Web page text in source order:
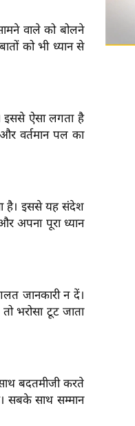
वाले को बोलने
को भी ध्यान से
इससे ऐसा लगता है
वर्तमान पल का
है। इससे यह संदेश
अपना पूरा ध्यान
जानकारी न दें।
भरोसा टूट जाता
बदतमीजी करते
सबके साथ सम्मान